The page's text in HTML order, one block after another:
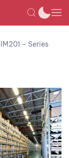
IM201 – Series